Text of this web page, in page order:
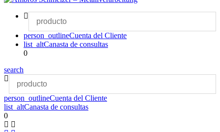
person_outlineCuenta del Cliente
list_altCanasta de consultas
0
search
person_outlineCuenta del Cliente
list_altCanasta de consultas
0